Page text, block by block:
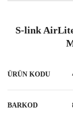
S-link
ÜRÜN KODU
BARKOD